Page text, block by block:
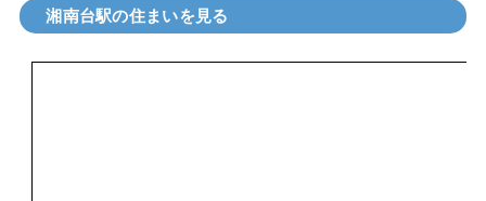
湘南台駅の住まいを見る